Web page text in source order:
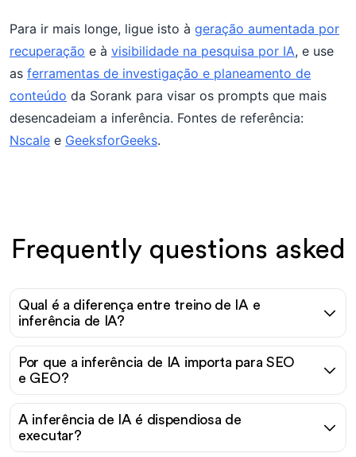
Para ir mais longe, ligue isto à geração aumentada por
recuperação e à visibilidade na pesquisa por IA, e use
as ferramentas de investigação e planeamento de
conteúdo da Sorank para visar os prompts que mais
desencadeiam a inferência. Fontes de referência:
Nscale e GeeksforGeeks.
Frequently questions asked
Qual é a diferença entre treino de IA e
inferência de IA?
Por que a inferência de IA importa para SEO
e GEO?
A inferência de IA é dispendiosa de
executar?